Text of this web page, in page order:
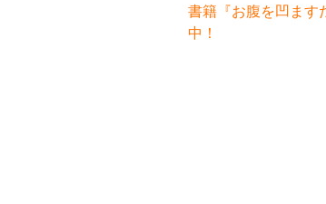
書籍『お腹を凹ます
中！